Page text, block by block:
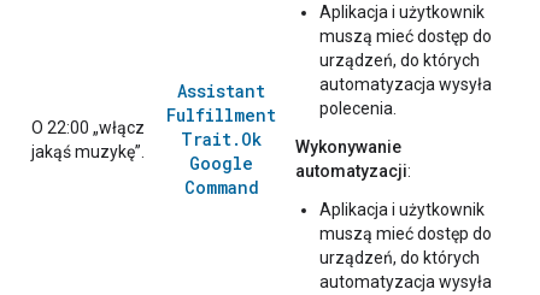
O 22:00 „włącz
jakąś muzykę”.
Assistant
Fulfillment
Trait. Ok
Google
Command
Aplikacja i użytkownik
muszą mieć dostęp do
urządzeń, do których
automatyzacja wysyła
polecenia.
Wykonywanie
automatyzacji:
Aplikacja i użytkownik
muszą mieć dostęp do
urządzeń, do których
automatyzacja wysyła